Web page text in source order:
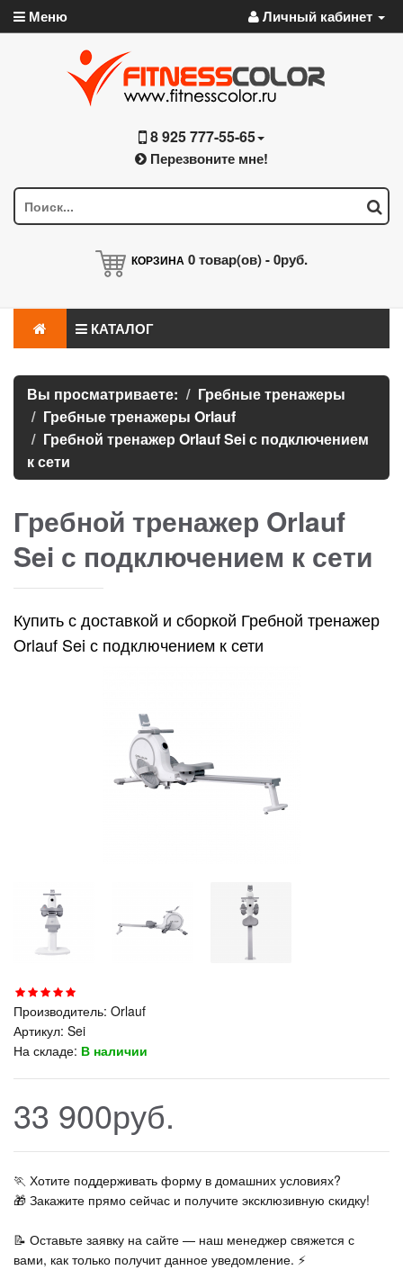
Меню Личный кабинет
8 925 777-55-65
Перезвоните мне!
КОРЗИНА 0товар(ов) -0руб.
КАТАЛОГ
Вы просматриваете:
Гребные тренажеры
Гребные тренажеры Orlauf
Гребной тренажер Orlauf Sei с подключением
к сети
Гребной тренажер Orlauf
Sei с подключением к сети
Купить с доставкой и сборкой Гребной тренажер
Orlauf Sei с подключением к сети
Производитель: Orlauf
Артикул: Sei
На складе: В наличии
33 900руб.
🏃‍ Хотите поддерживать форму в домашних условиях?
🎁 Закажите прямо сейчас и получите эксклюзивную скидку!
📝 Оставьте заявку на сайте — наш менеджер свяжется с
вами, как только получит данное уведомление. ⚡